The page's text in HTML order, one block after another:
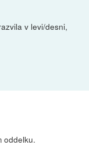
v levi/desni,
oddelku.